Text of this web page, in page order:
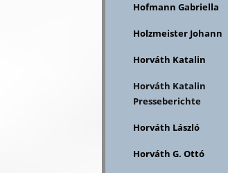
Hofmann Gabriella
Holzmeister Johann
Horváth Katalin
Horváth Katalin
Presseberichte
Horváth László
Horváth G. Ottó